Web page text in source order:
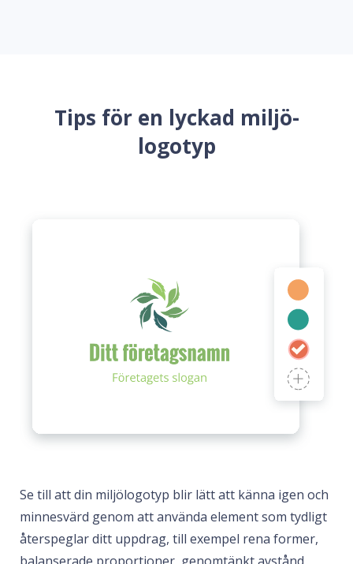
Tips för en lyckad miljö-
logotyp
Se till att din miljölogotyp blir lätt att känna igen och
minnesvärd genom att använda element som tydligt
återspeglar ditt uppdrag, till exempel rena former,